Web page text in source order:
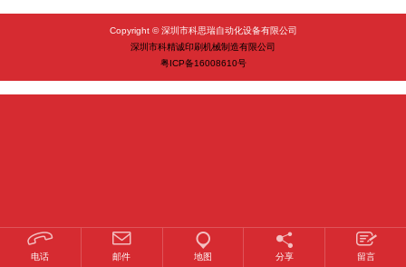
Copyright © 深圳市科思瑞自动化设备有限公司
深圳市科精诚印刷机械制造有限公司
粤ICP备16008610号
电话 邮件 地图 分享 留言